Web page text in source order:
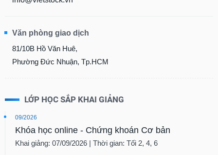
Văn phòng giao dịch
81/10B Hồ Văn Huê,
Phường Đức Nhuận, Tp.HCM
LỚP HỌC SẮP KHAI GIẢNG
09/2026
Khóa học online - Chứng khoán Cơ bản
Khai giảng: 07/09/2026 | Thời gian: Tối 2, 4, 6